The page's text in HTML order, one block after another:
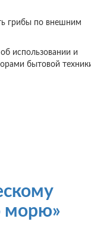
грибы по внешним
использовании и
бытовой
морю»